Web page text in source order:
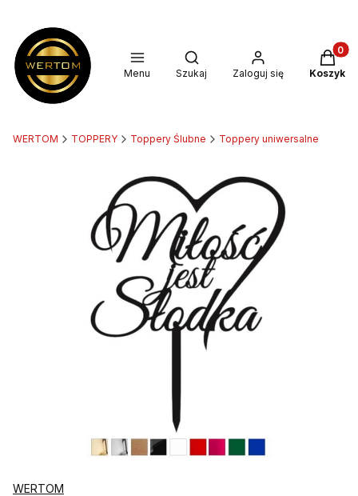
Menu
Otwórz wyszukiwarkę
Szukaj Zaloguj się Koszyk
WERTOM TOPPERY Toppery Ślubne Toppery uniwersalne
WERTOM